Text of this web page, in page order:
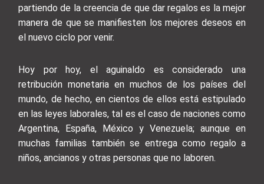
partiendo de la creencia de que dar regalos es la mejor
manera de que se manifiesten los mejores deseos en
el nuevo ciclo por venir.
Hoy por hoy, el aguinaldo es considerado una
retribución monetaria en muchos de los países del
mundo, de hecho, en cientos de ellos está estipulado
en las leyes laborales, tal es el caso de naciones como
Argentina, España, México y Venezuela; aunque en
muchas familias también se entrega como regalo a
niños, ancianos y otras personas que no laboren.